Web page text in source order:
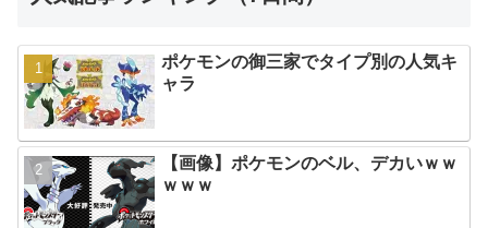
ポケモンの御三家でタイプ別の人気キ
ャラ
【画像】ポケモンのベル、デカいｗｗ
ｗｗｗ